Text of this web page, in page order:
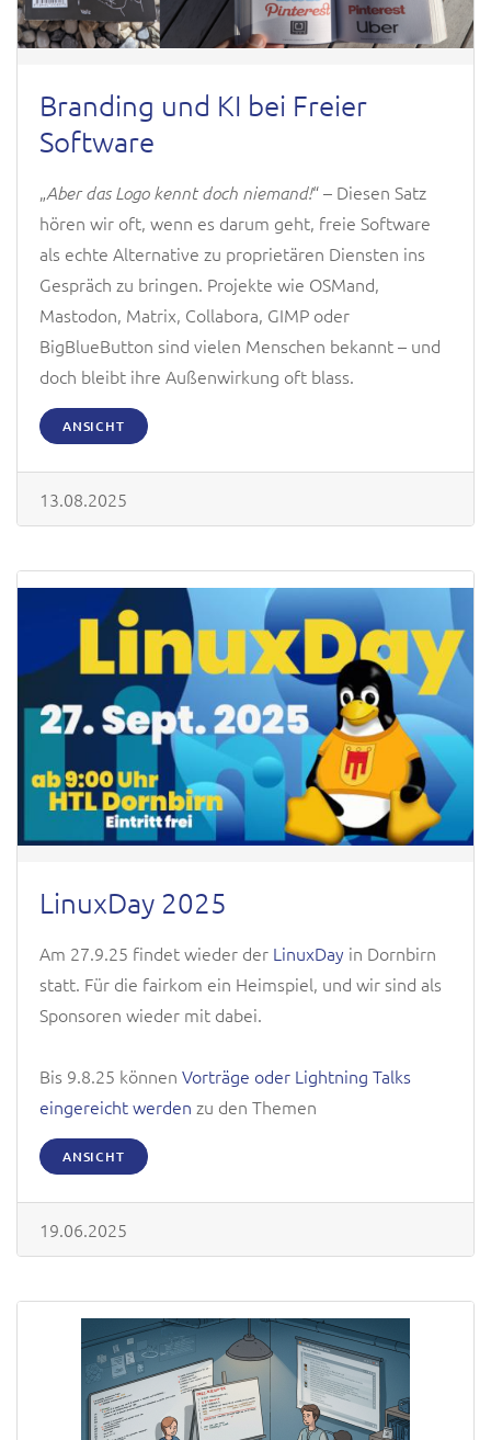
Branding und KI bei Freier
Software
„Aber das Logo kennt doch niemand!“ – Diesen Satz
hören wir oft, wenn es darum geht, freie Software
als echte Alternative zu proprietären Diensten ins
Gespräch zu bringen. Projekte wie OSMand,
Mastodon, Matrix, Collabora, GIMP oder
BigBlueButton sind vielen Menschen bekannt – und
doch bleibt ihre Außenwirkung oft blass.
ANSICHT
13.08.2025
LinuxDay 2025
Am 27.9.25 findet wieder der LinuxDay in Dornbirn
statt. Für die fairkom ein Heimspiel, und wir sind als
Sponsoren wieder mit dabei.
Bis 9.8.25 können Vorträge oder Lightning Talks
eingereicht werden zu den Themen
ANSICHT
19.06.2025